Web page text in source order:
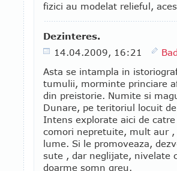
fizici au modelat relieful,
Dezinteres.
14.04.2009, 16:21
Asta se intampla in
tumulii, morminte princiare
din preistorie. Numite si
Dunare, pe teritoriul locuit
Intens explorate aici de
comori nepretuite, mult aur
lume. Si le promoveaza,
sute , dar neglijate, nivelate
doarme somn greu.